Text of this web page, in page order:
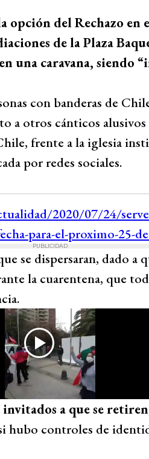
opción del Rechazo en
de la Plaza
una caravana, siendo
con banderas de
a otros cánticos
frente a la iglesia
por redes sociales.
PUBLICIDAD
se dispersaran, dado a
la cuarentena, que
a que se retiren
hubo controles de